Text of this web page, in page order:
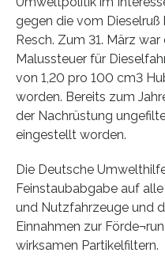
gegen die vom Dieselruß
Resch. Zum 31. März
Malussteuer für
von 1,20 pro 100 cm3
worden. Bereits zum
der Nachrüstung
eingestellt worden.
Die Deutsche
Feinstaubabgabe auf
und Nutzfahrzeuge und
Einnahmen zur
wirksamen Partikelfiltern.